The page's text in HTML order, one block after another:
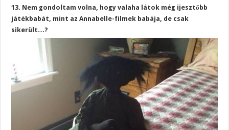
13. Nem gondoltam volna, hogy valaha látok még ijesztőbb
játékbabát, mint az Annabelle-filmek babája, de csak
sikerült…?